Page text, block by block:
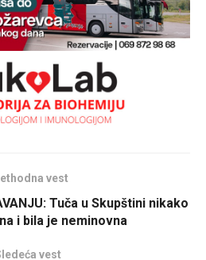
vest
Tuča u Skupštini nikako
i bila je neminovna
vest